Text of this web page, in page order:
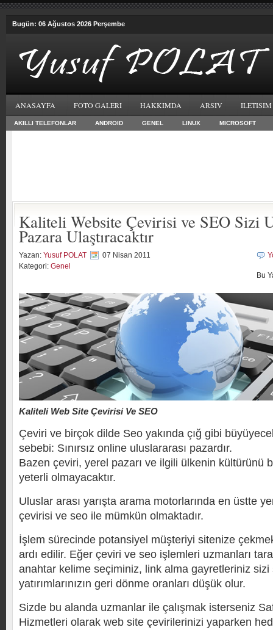
Bugün: 06 Ağustos 2026 Perşembe
ANASAYFA FOTO GALERI HAKKIMDA ARSIV ILETISIM
AKILLI TELEFONLAR ANDROID GENEL LINUX MICROSOFT
Kaliteli Website Çevirisi ve SEO Sizi
Pazara Ulaştıracaktır
Yazan: Yusuf POLAT
07 Nisan 2011
Kategori: Genel
Bu
Kaliteli Web Site Çevirisi Ve SEO
Çeviri ve birçok dilde Seo yakında çığ gibi
sebebi: Sınırsız online uluslararası pazardır.
Bazen çeviri, yerel pazarı ve ilgili ülkenin kültürünü
yeterli olmayacaktır.
Uluslar arası yarışta arama motorlarında en üstte
çevirisi ve seo ile mümkün olmaktadır.
İşlem sürecinde potansiyel müşteriyi sitenize
ardı edilir. Eğer çeviri ve seo işlemleri uzmanları
anahtar kelime seçiminiz, link alma gayretleriniz sizi
yatırımlarınızın geri dönme oranları düşük olur.
Sizde bu alanda uzmanlar ile çalışmak isterseniz
Hizmetleri olarak web site çevirilerinizi yaparken